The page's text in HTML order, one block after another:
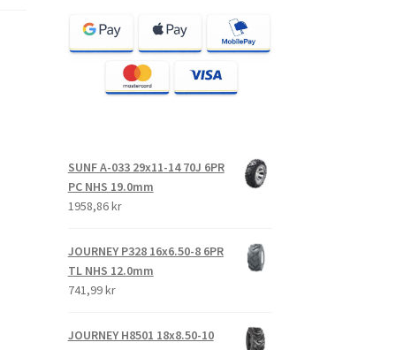
SUNF A-033 29x11-14 70J 6PR
PC NHS 19.0mm
1958,86 kr
JOURNEY P328 16x6.50-8 6PR
TL NHS 12.0mm
741,99 kr
JOURNEY H8501 18x8.50-10